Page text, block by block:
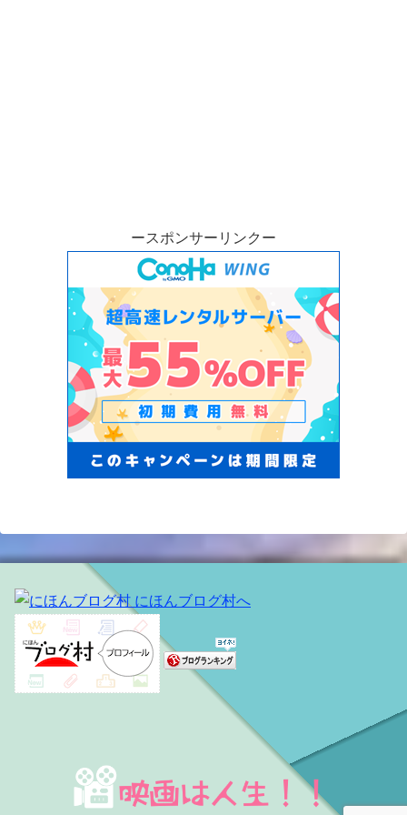
ースポンサーリンクー